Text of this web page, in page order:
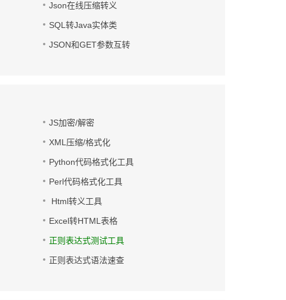
Json在线压缩转义
SQL转Java实体类
JSON和GET参数互转
JS加密/解密
XML压缩/格式化
Python代码格式化工具
Perl代码格式化工具
Html转义工具
Excel转HTML表格
正则表达式测试工具
正则表达式语法速查